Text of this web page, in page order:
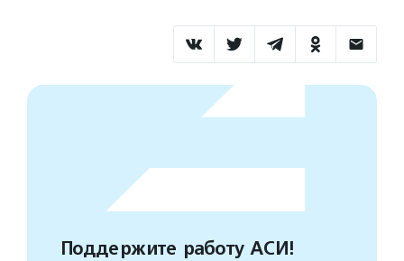
Поддержите работу АСИ!